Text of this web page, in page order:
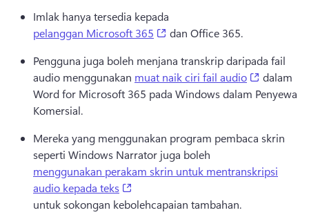
Imlak hanya tersedia kepada
pelanggan Microsoft 365
(opens in a new tab)
dan Office 365.
Pengguna juga boleh menjana transkrip daripada fail
audio menggunakan muat naik ciri fail audio (opens in
dalam
Word for Microsoft 365 pada Windows dalam Penyewa
Komersial.
Mereka yang menggunakan program pembaca skrin
seperti Windows Narrator juga boleh
menggunakan perakam skrin untuk mentranskripsi
audio kepada teks
untuk sokongan kebolehcapaian tambahan.